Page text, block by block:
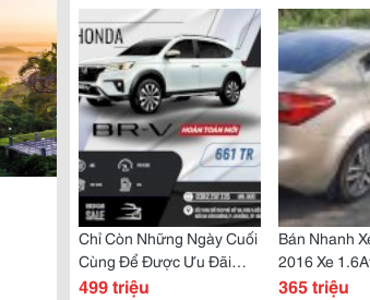
Chỉ Còn Những Ngày Cuối
Cùng Để Được Ưu Đãi
Đặc Biệt Báo Giá Xe
499 triệu
Bán Nhanh
2016 Xe
Đầu
365 triệu